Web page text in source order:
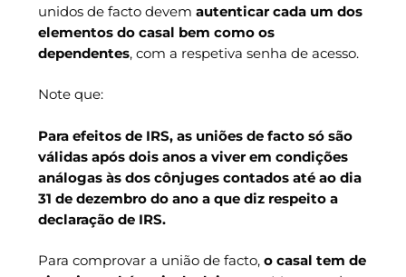
unidos de facto devem autenticar cada um dos
elementos do casal bem como os
dependentes, com a respetiva senha de acesso.
Note que:
Para efeitos de IRS, as uniões de facto só são
válidas após dois anos a viver em condições
análogas às dos cônjuges contados até ao dia
31 de dezembro do ano a que diz respeito a
declaração de IRS.
Para comprovar a união de facto, o casal tem de